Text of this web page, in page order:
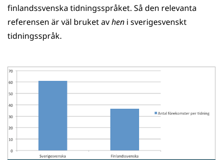
finlandssvenska tidningsspråket. Så den relevanta
referensen är väl bruket avhen i sverigesvenskt
tidningsspråk.